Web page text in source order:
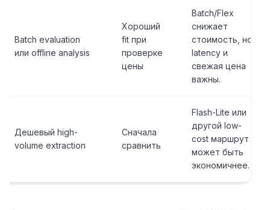
Batch evaluation
или offline analysis
Хороший
fit при
проверке
цены
Batch/Flex
снижает
стоимость, но
latency и
свежая цена
важны.
Дешевый high-
volume extraction
Сначала
сравнить
Flash-Lite или
другой low-
cost маршрут
может быть
экономичнее.